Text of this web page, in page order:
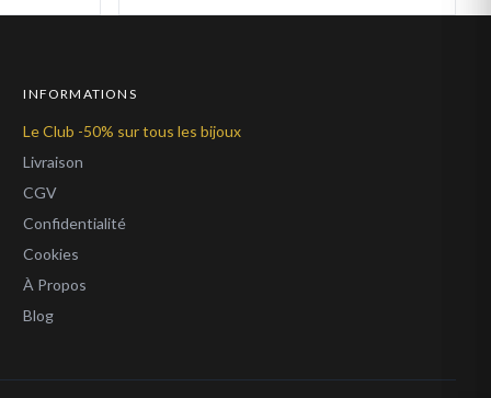
INFORMATIONS
Le Club -50% sur tous les bijoux
Livraison
CGV
Confidentialité
Cookies
À Propos
Blog